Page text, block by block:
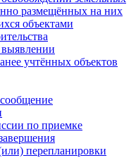
размещённых на них
объектами
учтённых объектов
по приемке
перепланировки